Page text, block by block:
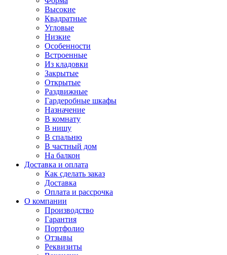
Высокие
Квадратные
Угловые
Низкие
Особенности
Встроенные
Из кладовки
Закрытые
Открытые
Раздвижные
Гардеробные шкафы
Назначение
В комнату
В нишу
В спальню
В частный дом
На балкон
Доставка и оплата
Как сделать заказ
Доставка
Оплата и рассрочка
О компании
Производство
Гарантия
Портфолио
Отзывы
Реквизиты